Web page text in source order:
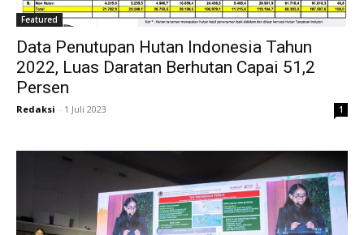
Featured
Data Penutupan Hutan Indonesia Tahun
2022, Luas Daratan Berhutan Capai 51,2
Persen
Redaksi - 1 Juli 2023 1